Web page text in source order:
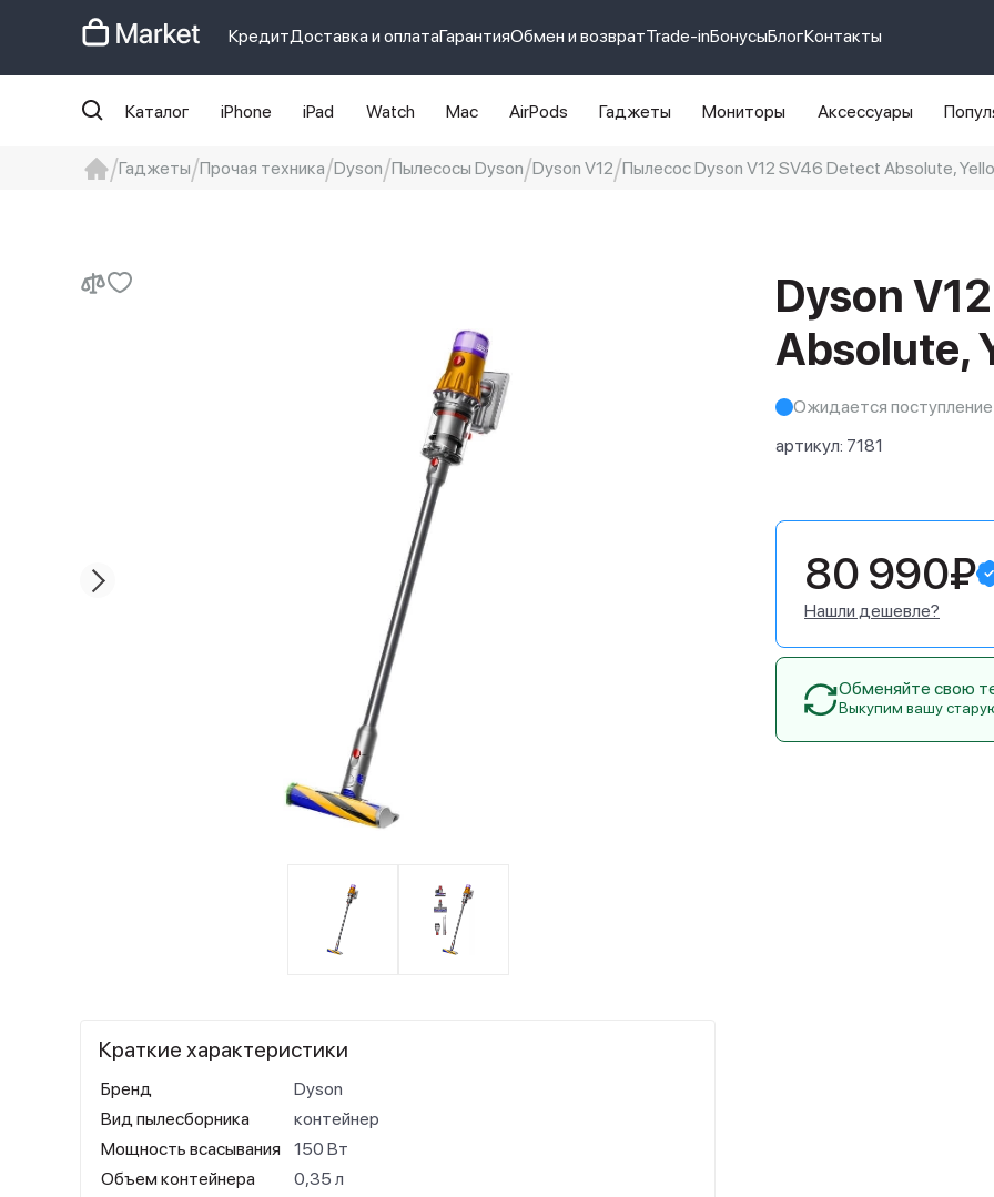
КредитДоставка и оплатаГарантияОбмен и возвратTrade-inБонусыБлогКонтакты
Каталог iPhone iPad Watch Mac AirPods Гаджеты Мониторы Аксессуары
Гаджеты Прочая техника Dyson Пылесосы Dyson Dyson V12 Пылесос Dyson V12 SV46 Detect Absolute,
Dyson
Absolute,
Ожидается поступление
артикул: 7181
Краткие характеристики
Бренд
Dyson
Вид пылесборника
контейнер
Мощность всасывания
150 Вт
Объем контейнера
0,35 л
80 990₽
Нашли дешевле?
Обменяйте свою
Выкупим вашу